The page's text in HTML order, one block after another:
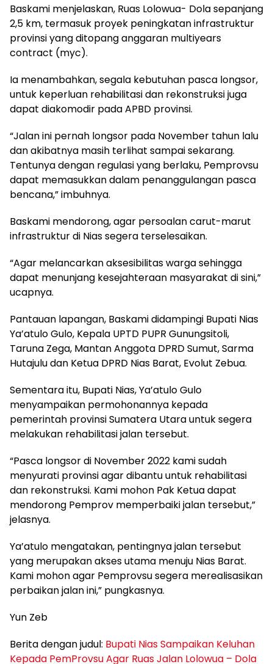
Baskami menjelaskan, Ruas Lolowua- Dola sepanjang
2,5 km, termasuk proyek peningkatan infrastruktur
provinsi yang ditopang anggaran multiyears
contract (myc).
Ia menambahkan, segala kebutuhan pasca longsor,
untuk keperluan rehabilitasi dan rekonstruksi juga
dapat diakomodir pada APBD provinsi.
“Jalan ini pernah longsor pada November tahun lalu
dan akibatnya masih terlihat sampai sekarang.
Tentunya dengan regulasi yang berlaku, Pemprovsu
dapat memasukkan dalam penanggulangan pasca
bencana,” imbuhnya.
Baskami mendorong, agar persoalan carut-marut
infrastruktur di Nias segera terselesaikan.
“Agar melancarkan aksesibilitas warga sehingga
dapat menunjang kesejahteraan masyarakat di sini,”
ucapnya.
Pantauan lapangan, Baskami didampingi Bupati Nias
Ya’atulo Gulo, Kepala UPTD PUPR Gunungsitoli,
Taruna Zega, Mantan Anggota DPRD Sumut, Sarma
Hutajulu dan Ketua DPRD Nias Barat, Evolut Zebua.
Sementara itu, Bupati Nias, Ya’atulo Gulo
menyampaikan permohonannya kepada
pemerintah provinsi Sumatera Utara untuk segera
melakukan rehabilitasi jalan tersebut.
“Pasca longsor di November 2022 kami sudah
menyurati provinsi agar dibantu untuk rehabilitasi
dan rekonstruksi. Kami mohon Pak Ketua dapat
mendorong Pemprov memperbaiki jalan tersebut,”
jelasnya.
Ya’atulo mengatakan, pentingnya jalan tersebut
yang merupakan akses utama menuju Nias Barat.
Kami mohon agar Pemprovsu segera merealisasikan
perbaikan jalan ini,” pungkasnya.
Yun Zeb
Berita dengan judul: Bupati Nias Sampaikan Keluhan
Kepada PemProvsu Agar Ruas Jalan Lolowua – Dola